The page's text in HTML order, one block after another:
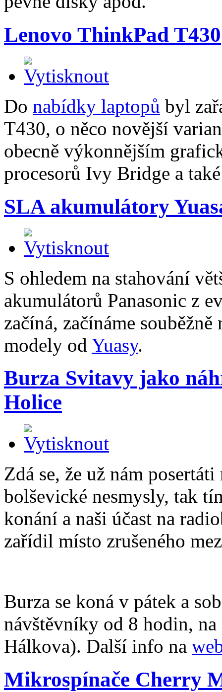
Lenovo ThinkPad T430
Do nabídky laptopů byl
T430, o něco novější
obecně výkonnějším
procesorů Ivy Bridge a
SLA akumulátory
S ohledem na stahování
akumulátorů Panasonic z
začíná, začínáme
modely od Yuasy.
Burza Svitavy jako
Holice
Zdá se, že už nám
bolševické nesmysly, tak
konání a naši účast na
zařídil místo zrušeného
Burza se koná v pátek a
návštěvníky od 8 hodin,
Hálkova). Další info na
Mikrospínače Cherry